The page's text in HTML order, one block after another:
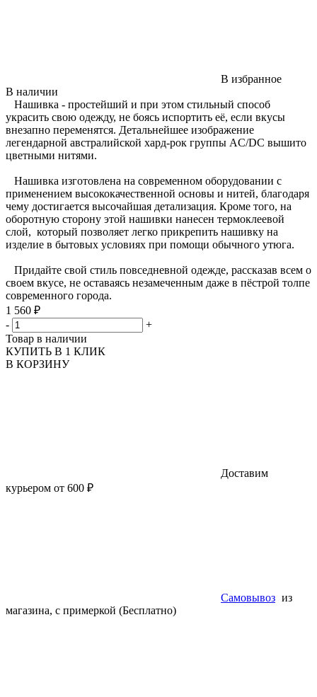
В избранное
В наличии
Нашивка - простейший и при этом стильный способ
украсить свою одежду, не боясь испортить её, если вкусы
внезапно переменятся. Детальнейшее изображение
легендарной австралийской хард-рок группы AC/DC вышито
цветными нитями.
Нашивка изготовлена на современном оборудовании с
применением высококачественной основы и нитей, благодаря
чему достигается высочайшая детализация. Кроме того, на
оборотную сторону этой нашивки нанесен термоклеевой
слой, который позволяет легко прикрепить нашивку на
изделие в бытовых условиях при помощи обычного утюга.
Придайте свой стиль повседневной одежде, рассказав всем о
своем вкусе, не оставаясь незамеченным даже в пёстрой толпе
современного города.
1 560 ₽
-
+
Товар в наличии
КУПИТЬ В 1 КЛИК
В КОРЗИНУ
Доставим
курьером от 600 ₽
Самовывоз из
магазина, с примеркой (Бесплатно)